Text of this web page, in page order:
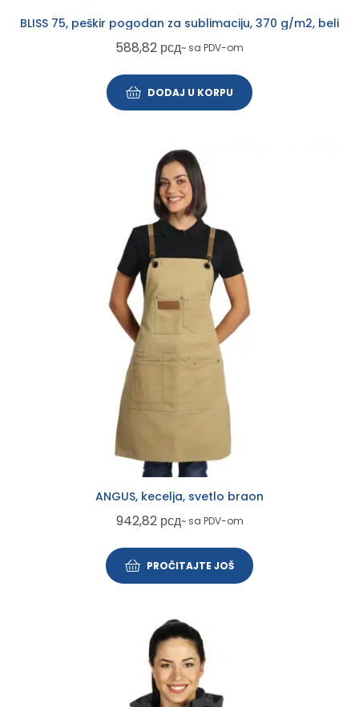
BLISS 75, peškir pogodan za sublimaciju, 370 g/m2, beli
588,82 рсд~ sa PDV-om
DODAJ U KORPU
ANGUS, kecelja, svetlo braon
942,82 рсд~ sa PDV-om
PROČITAJTE JOŠ